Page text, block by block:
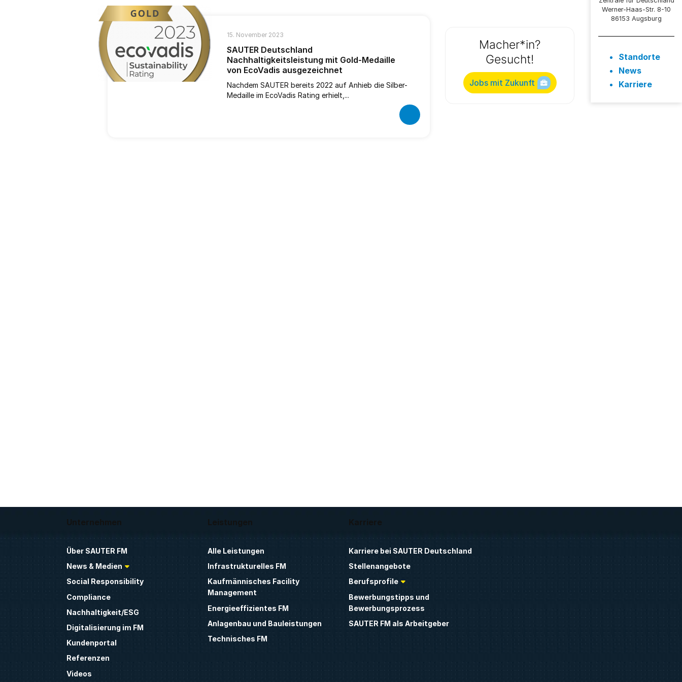
15. November 2023
SAUTER Deutschland
Nachhaltigkeitsleistung mit Gold-Medaille
von EcoVadis ausgezeichnet
Nachdem SAUTER bereits 2022 auf Anhieb die Silber-
Medaille im EcoVadis Rating erhielt,...
Macher*in?
Gesucht!
Jobs mit Zukunft
Werner-Haas-Str. 8-10
86153 Augsburg
Standorte
News
Karriere
Unternehmen
Über SAUTER FM
News & Medien
Social Responsibility
Compliance
Nachhaltigkeit/ESG
Digitalisierung im FM
Kundenportal
Referenzen
Videos
Leistungen
Alle Leistungen
Infrastrukturelles FM
Kaufmännisches Facility
Management
Energieeffizientes FM
Anlagenbau und Bauleistungen
Technisches FM
Karriere
Karriere bei SAUTER Deutschland
Stellenangebote
Berufsprofile
Bewerbungstipps und
Bewerbungsprozess
SAUTER FM als Arbeitgeber